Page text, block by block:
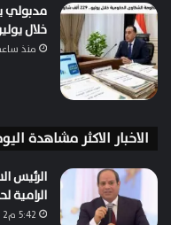
مدبولي
خلال يوليو.. 229
منذ
الاخبار الاكثر مشاهدة
الرئيس
الرامية
5:42 م2 فبراير، 2024